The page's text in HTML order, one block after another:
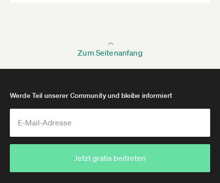
Zum Seitenanfang
Werde Teil unserer Community und bleibe informiert
Jetzt gratis beitreten